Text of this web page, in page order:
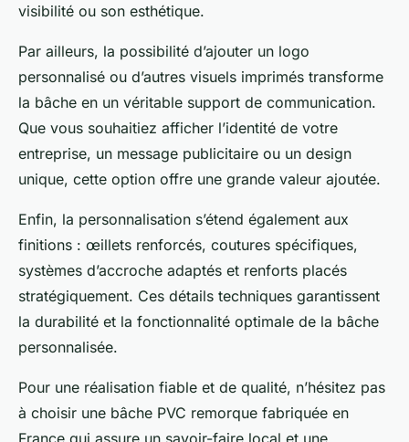
visibilité ou son esthétique.
Par ailleurs, la possibilité d’ajouter un logo
personnalisé ou d’autres visuels imprimés transforme
la bâche en un véritable support de communication.
Que vous souhaitiez afficher l’identité de votre
entreprise, un message publicitaire ou un design
unique, cette option offre une grande valeur ajoutée.
Enfin, la personnalisation s’étend également aux
finitions : œillets renforcés, coutures spécifiques,
systèmes d’accroche adaptés et renforts placés
stratégiquement. Ces détails techniques garantissent
la durabilité et la fonctionnalité optimale de la bâche
personnalisée.
Pour une réalisation fiable et de qualité, n’hésitez pas
à choisir une bâche PVC remorque fabriquée en